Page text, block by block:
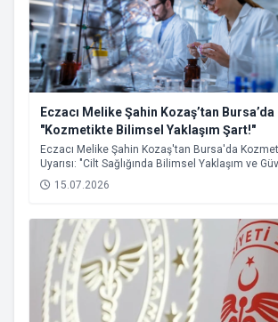
Eczacı Melike Şahin Kozaş’tan Bursa’da
"Kozmetikte Bilimsel Yaklaşım Şart!"
Eczacı Melike Şahin Kozaş'tan Bursa'da
Uyarısı: "Cilt Sağlığında Bilimsel Yaklaşım ve
Kullanımı Hayati Önem Taşıyor"
15.07.2026